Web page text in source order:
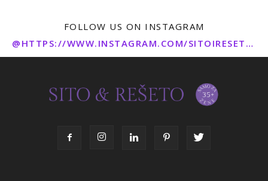
FOLLOW US ON INSTAGRAM
@HTTPS://WWW.INSTAGRAM.COM/SITOIRESETO/